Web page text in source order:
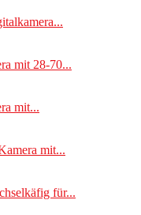
mit 28-70...
mit...
mit...
für...